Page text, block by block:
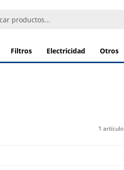
filtros electricidad otros
1 artículo